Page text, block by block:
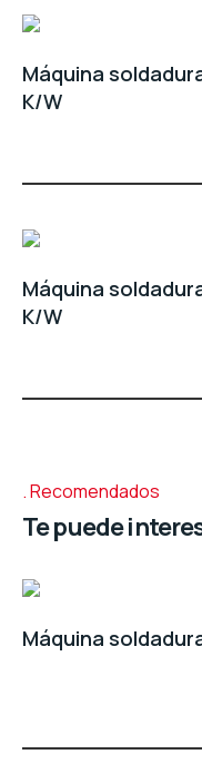
Máquina
K/W
Máquina
K/W
Recomendados
Te puede
Máquina